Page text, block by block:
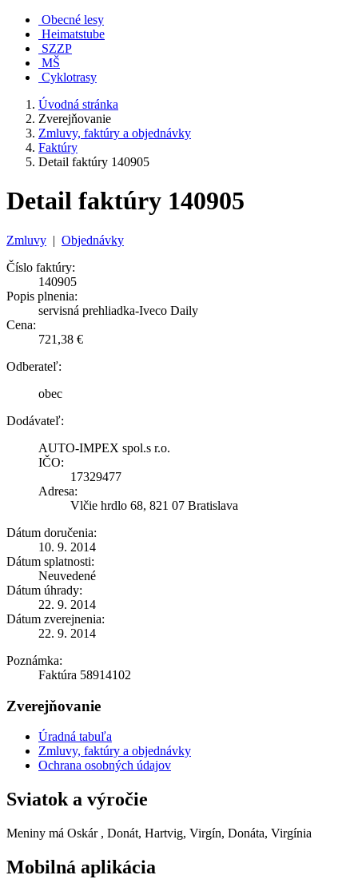
Obecné lesy
Heimatstube
SZZP
MŠ
Cyklotrasy
Úvodná stránka
Zverejňovanie
Zmluvy, faktúry a objednávky
Faktúry
Detail faktúry 140905
Detail faktúry 140905
Zmluvy | Objednávky
Číslo faktúry:
140905
Popis plnenia:
servisná prehliadka-Iveco Daily
Cena:
721,38 €
Odberateľ:
obec
Dodávateľ:
AUTO-IMPEX spol.s r.o.
IČO:
17329477
Adresa:
Vlčie hrdlo 68, 821 07 Bratislava
Dátum doručenia:
10. 9. 2014
Dátum splatnosti:
Neuvedené
Dátum úhrady:
22. 9. 2014
Dátum zverejnenia:
22. 9. 2014
Poznámka:
Faktúra 58914102
Zverejňovanie
Úradná tabuľa
Zmluvy, faktúry a objednávky
Ochrana osobných údajov
Sviatok a výročie
Meniny má Oskár , Donát, Hartvig, Virgín, Donáta, Virgínia
Mobilná aplikácia